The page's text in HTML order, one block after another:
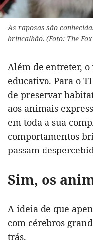
As raposas são
brincalhão. (Foto: The
Além de entreter,
educativo. Para o
de preservar
aos animais
em toda a sua
comportamentos
passam
Sim, os
A ideia de que
com cérebros
trás.